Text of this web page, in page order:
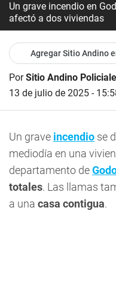
Un grave incendio en
afectó a dos viviendas
Agregar Sitio Andino
PorSitio Andino
13 de julio de 2025 -
Un grave incendio se
mediodía en una
departamento de
totales. Las llamas
a una casa contigua.